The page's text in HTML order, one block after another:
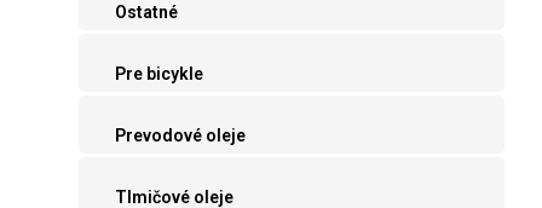
Ostatné
Pre bicykle
Prevodové oleje
Tlmičové oleje